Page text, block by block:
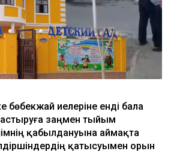
бөбекжай иелеріне енді бала
заңмен тыйым
қабылдануына аймақта
қатысуымен орын